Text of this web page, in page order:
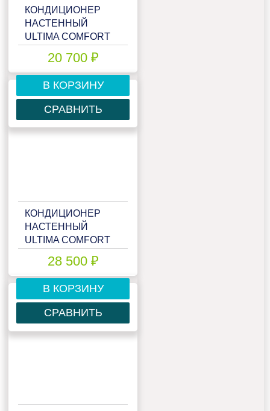
КОНДИЦИОНЕР
НАСТЕННЫЙ
ULTIMA COMFORT
20 700 ₽
В КОРЗИНУ
СРАВНИТЬ
КОНДИЦИОНЕР
НАСТЕННЫЙ
ULTIMA COMFORT
28 500 ₽
В КОРЗИНУ
СРАВНИТЬ